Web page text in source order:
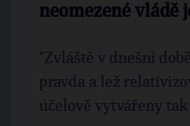
neomezené vládě
"Zvláště v dnešní
pravda a lež
účelově vytvářeny